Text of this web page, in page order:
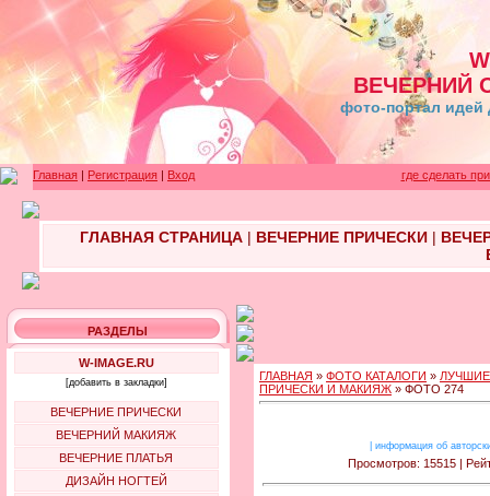
ВЕЧЕРНИЙ
фото-портал идей
Главная | Регистрация | Вход где сделать
ГЛАВНАЯ СТРАНИЦА| ВЕЧЕРНИЕ ПРИЧЕСКИ|
РАЗДЕЛЫ
W-IMAGE.RU
[добавить в закладки]
ВЕЧЕРНИЕ ПРИЧЕСКИ
ВЕЧЕРНИЙ МАКИЯЖ
ВЕЧЕРНИЕ ПЛАТЬЯ
ДИЗАЙН НОГТЕЙ
ГЛАВНАЯ » ФОТО КАТАЛОГИ »
ПРИЧЕСКИ И МАКИЯЖ » ФОТО 274
информация об
Просмотров: 15515 |